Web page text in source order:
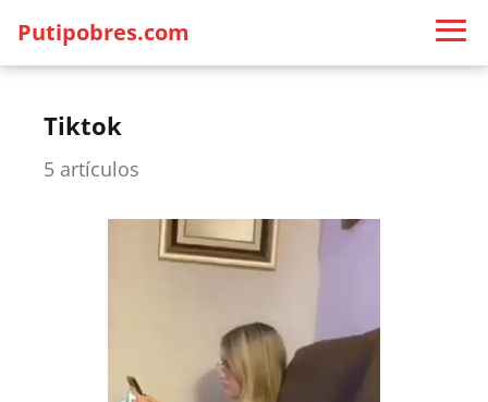
Putipobres.com
Tiktok
5 artículos